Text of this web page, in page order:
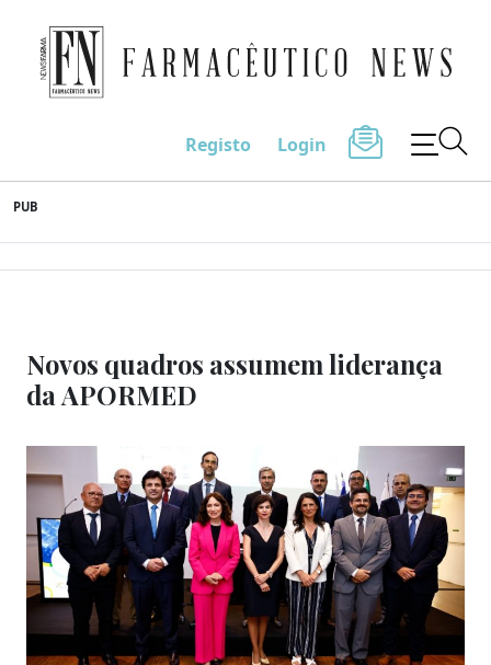
to
content
Farmacêutico News
Registo Login
PUB
Novos quadros assumem liderança
da APORMED